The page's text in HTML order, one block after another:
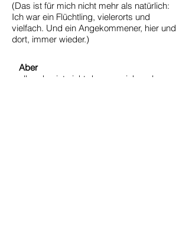
(Das ist für mich nicht mehr als natürlich:
Ich war ein Flüchtling, vielerorts und
vielfach. Und ein Angekommener, hier und
dort, immer wieder.)
Aber
alles das ist nicht das, was ich male,